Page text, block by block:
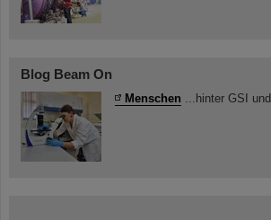
Blog Beam On
Menschen ...hinter GSI